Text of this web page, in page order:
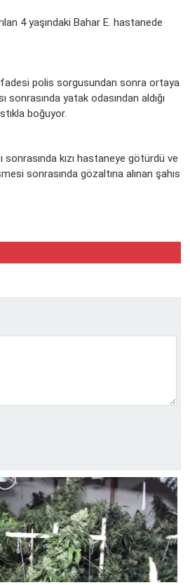
4 yaşındaki Bahar E. hastanede
polis sorgusundan sonra ortaya
sonrasında yatak odasından aldığı
boğuyor.
sonrasında kızı hastaneye götürdü ve
sonrasında gözaltına alınan şahıs